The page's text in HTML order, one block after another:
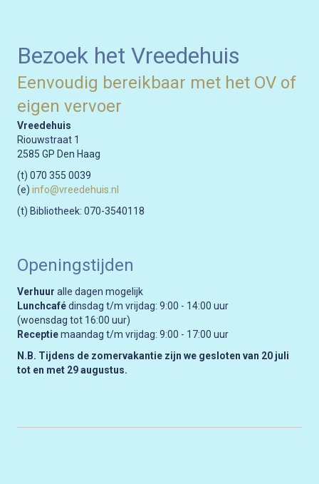
Bezoek het Vreedehuis
Eenvoudig bereikbaar met het OV of
eigen vervoer
Vreedehuis
Riouwstraat 1
2585 GP Den Haag
(t) 070 355 0039
(e) info@vreedehuis.nl
(t) Bibliotheek: 070-3540118
Openingstijden
Verhuur alle dagen mogelijk
Lunchcafédinsdag t/m vrijdag: 9:00 - 14:00 uur
(woensdag tot 16:00 uur)
Receptiemaandag t/m vrijdag: 9:00 - 17:00 uur
N.B. Tijdens de zomervakantie zijn we gesloten van 20 juli
tot en met 29 augustus.